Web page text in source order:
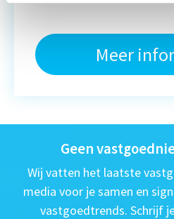
Meer
Geen
Wij vatten het laatste
media voor je samen en
vastgoedtrends. Schrijf